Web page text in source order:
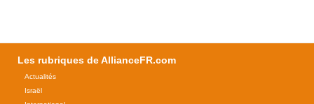
Les rubriques de AllianceFR.com
Actualités
Israël